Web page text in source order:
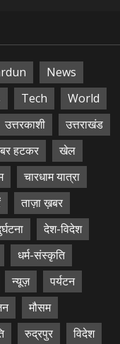
News
Tech
World
उत्तरकाशी
उत्तराखंड
हटकर
खेल
चारधाम यात्रा
ताज़ा ख़बर
देश-विदेश
धर्म-संस्कृति
न्यूज़
पर्यटन
मौसम
रुद्रपुर विदेश